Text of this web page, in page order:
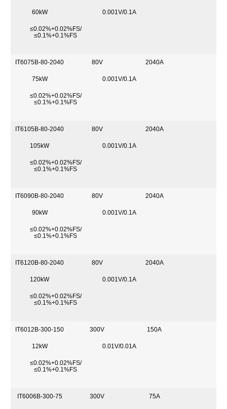
60kW 0.001V/0.1A
≤0.02%+0.02%FS/
≤0.1%+0.1%FS
IT6075B-80-2040 80V 2040A
75kW 0.001V/0.1A
≤0.02%+0.02%FS/
≤0.1%+0.1%FS
IT6105B-80-2040 80V 2040A
105kW 0.001V/0.1A
≤0.02%+0.02%FS/
≤0.1%+0.1%FS
IT6090B-80-2040 80V 2040A
90kW 0.001V/0.1A
≤0.02%+0.02%FS/
≤0.1%+0.1%FS
IT6120B-80-2040 80V 2040A
120kW 0.001V/0.1A
≤0.02%+0.02%FS/
≤0.1%+0.1%FS
IT6012B-300-150 300V 150A
12kW 0.01V/0.01A
≤0.02%+0.02%FS/
≤0.1%+0.1%FS
IT6006B-300-75 300V 75A